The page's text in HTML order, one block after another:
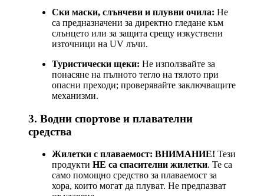
Ски маски, слънчеви и плувни очила: Не
са предназначени за директно гледане към
слънцето или за защита срещу изкуствени
източници на UV лъчи.
Туристически щеки: Не използвайте за
понасяне на пълното тегло на тялото при
опасни преходи; проверявайте заключващите
механизми.
3. Водни спортове и плавателни
средства
Жилетки с плаваемост: ВНИМАНИЕ! Тези
продукти НЕ са спасителни жилетки. Те са
само помощно средство за плаваемост за
хора, които могат да плуват. Не предпазват